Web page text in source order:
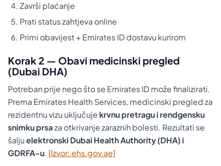
Završi plaćanje
Prati status zahtjeva online
Primi obavijest + Emirates ID dostavu kurirom
Korak 2 — Obavi medicinski pregled
(Dubai DHA)
Potreban prije nego što se Emirates ID može finalizirati.
Prema Emirates Health Services, medicinski pregled za
rezidentnu vizu uključuje krvnu pretragu i rendgensku
snimku prsaza otkrivanje zaraznih bolesti. Rezultati se
šaljuelektronski Dubai Health Authority (DHA) i
GDRFA-u. [Izvor: ehs.gov.ae]